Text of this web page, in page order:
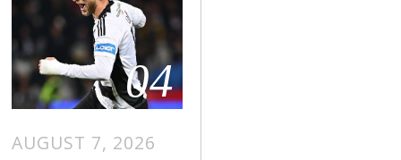
04
AUGUST 7, 2026